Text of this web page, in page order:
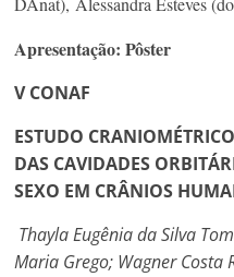
Apresentação: Pôster
V CONAF
ESTUDO
DAS CAVIDADES
SEXO EM CRÂNIOS
Thayla Eugênia da Silva
Maria Grego; Wagner Costa